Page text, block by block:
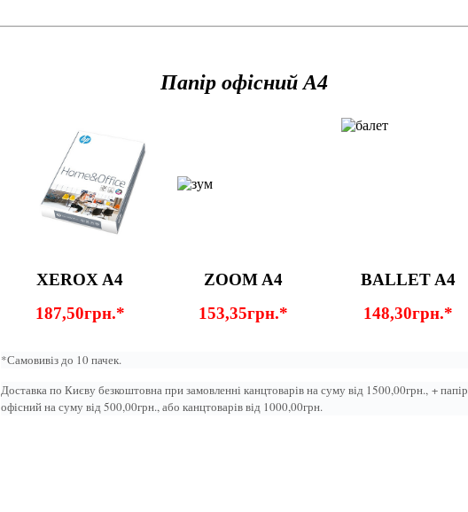
Папір офісний А4
XEROX A4
187,50грн.*
ZOOM A4
153,35грн.*
BALLET A4
148,30грн.*
*Самовивіз до 10 пачек.
Доставка по Києву безкоштовна при замовленні канцтоварів на суму від 1500,00грн., + папір
офісний на суму від 500,00грн., або канцтоварів від 1000,00грн.